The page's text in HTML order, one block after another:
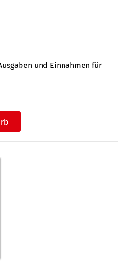
und Ein­nahmen für